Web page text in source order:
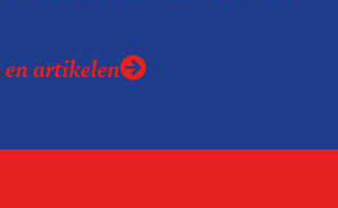
uitslag wordt
artikelen